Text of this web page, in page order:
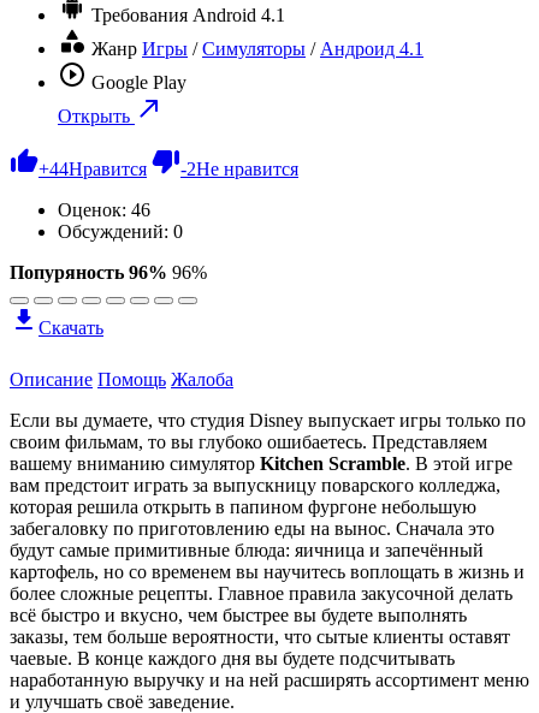
Требования Android 4.1
Жанр Игры /Симуляторы / Андроид 4.1
Google Play
Открыть
+44Нравится -2Не нравится
Оценок: 46
Обсуждений: 0
Попуряность 96% 96%
Скачать
Описание Помощь Жалоба
Если вы думаете, что студия Disney выпускает игры только по
своим фильмам, то вы глубоко ошибаетесь. Представляем
вашему вниманию симулятор Kitchen Scramble. В этой игре
вам предстоит играть за выпускницу поварского колледжа,
которая решила открыть в папином фургоне небольшую
забегаловку по приготовлению еды на вынос. Сначала это
будут самые примитивные блюда: яичница и запечённый
картофель, но со временем вы научитесь воплощать в жизнь и
более сложные рецепты. Главное правила закусочной делать
всё быстро и вкусно, чем быстрее вы будете выполнять
заказы, тем больше вероятности, что сытые клиенты оставят
чаевые. В конце каждого дня вы будете подсчитывать
наработанную выручку и на ней расширять ассортимент меню
и улучшать своё заведение.​